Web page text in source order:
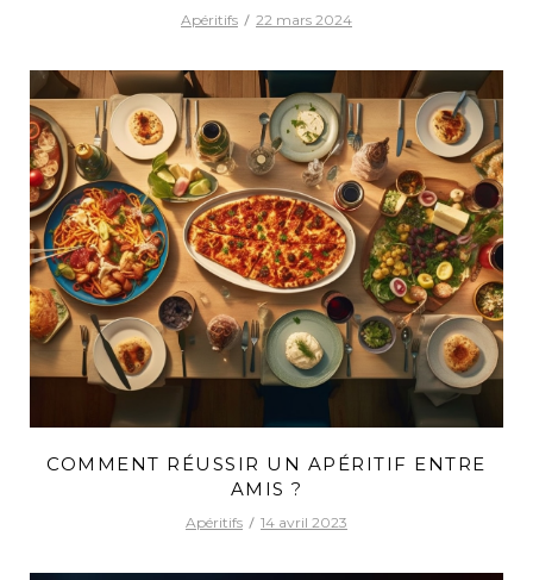
Apéritifs 22 mars 2024
COMMENT RÉUSSIR UN APÉRITIF ENTRE
AMIS ?
Apéritifs 14 avril 2023